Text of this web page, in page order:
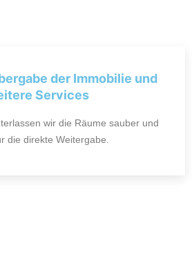
der Immobilie und
Services
wir die Räume sauber und
die direkte Weitergabe.